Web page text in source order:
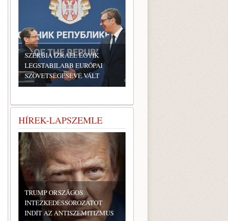
SZERBIA IZRAEL EGYIK
LEGSTABILABB EURÓPAI
SZÖVETSÉGESÉVÉ VÁLT
HÍREK-LAPSZEMLE
TRUMP ORSZÁGOS
INTÉZKEDÉSSOROZATOT
INDÍT AZ ANTISZEMITIZMUS